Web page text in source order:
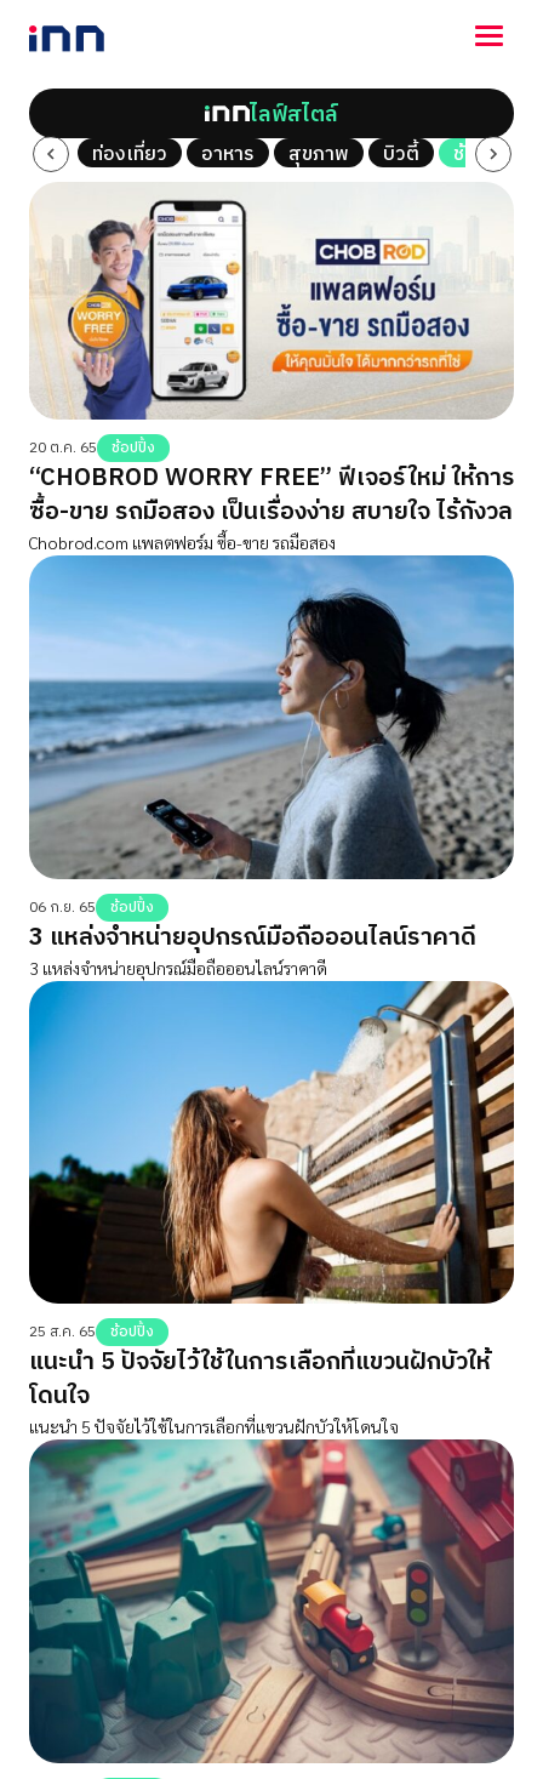
NEWS
ENTERTAINMENT
LIFESTYLE
HOROSCOPE
LOTTERY
VIDEO
ร่วมด้วยช่วยกัน
ไลฟ์สไตล์
Vlog ท่องเที่ยว อาหาร สุขภาพ บิวตี้ ช้อปปิ้ง
20 ต.ค. 65 ช้อปปิ้ง
“CHOBROD WORRY FREE” ฟีเจอร์ใหม่ ให้การ
ซื้อ-ขาย รถมือสอง เป็นเรื่องง่าย สบายใจ ไร้กังวล
Chobrod.com แพลตฟอร์ม ซื้อ-ขาย รถมือสอง
06 ก.ย. 65 ช้อปปิ้ง
3 แหล่งจำหน่ายอุปกรณ์มือถือออนไลน์ราคาดี
3 แหล่งจำหน่ายอุปกรณ์มือถือออนไลน์ราคาดี
25 ส.ค. 65 ช้อปปิ้ง
แนะนำ 5 ปัจจัยไว้ใช้ในการเลือกที่แขวนฝักบัวให้
โดนใจ
แนะนำ 5 ปัจจัยไว้ใช้ในการเลือกที่แขวนฝักบัวให้โดนใจ